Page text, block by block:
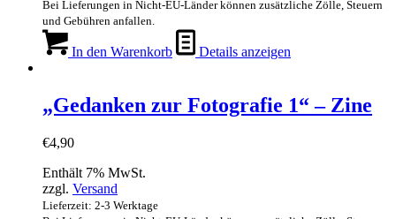
Bei Lieferungen in Nicht-EU-Länder können zusätzliche Zölle, Steuern
und Gebühren anfallen.
In den Warenkorb Details anzeigen
„Gedanken zur Fotografie 1“ – Zine
€4,90
Enthält 7% MwSt.
zzgl. Versand
Lieferzeit: 2-3 Werktage